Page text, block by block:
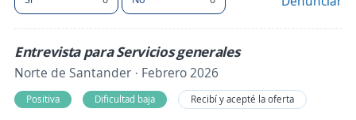
Entrevista para Servicios generales
Norte de Santander · Febrero 2026
Positiva Dificultad baja Recibí y acepté la oferta